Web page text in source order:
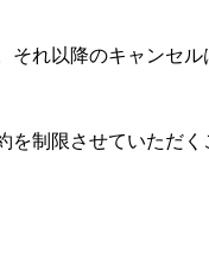
それ以降のキャンセル
を制限させていただく